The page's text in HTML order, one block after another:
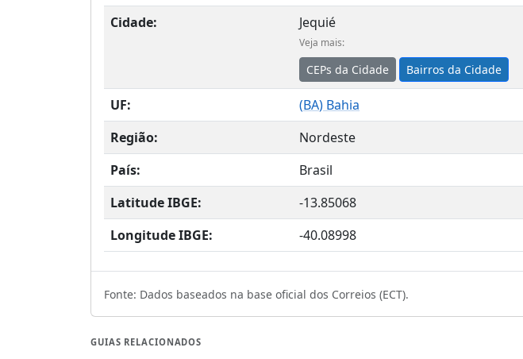
Cidade:
Jequié
Veja mais:
CEPs da Cidade Bairros da Cidade
UF: (BA) Bahia
Região:
Nordeste
País:
Brasil
Latitude IBGE:
-13.85068
Longitude IBGE:
-40.08998
Fonte: Dados baseados na base oficial dos Correios (ECT).
GUIAS RELACIONADOS